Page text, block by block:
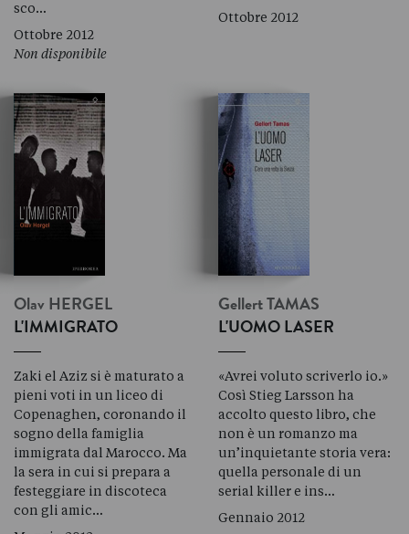
sco…
Ottobre 2012
Non disponibile
Ottobre 2012
Olav HERGEL
L'IMMIGRATO
Zaki el Aziz si è maturato a
pieni voti in un liceo di
Copenaghen, coronando il
sogno della famiglia
immigrata dal Marocco. Ma
la sera in cui si prepara a
festeggiare in discoteca
con gli amic…
Gellert TAMAS
L'UOMO LASER
«Avrei voluto scriverlo io.»
Così Stieg Larsson ha
accolto questo libro, che
non è un romanzo ma
un’inquietante storia vera:
quella personale di un
serial killer e ins…
Gennaio 2012